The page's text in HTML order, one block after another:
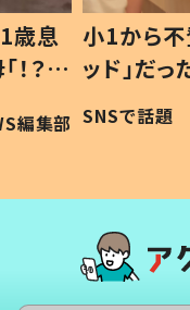
歳息
？」
編集部
小1から不
ッド」だ
作り続け
#令和の子
SNSで話題